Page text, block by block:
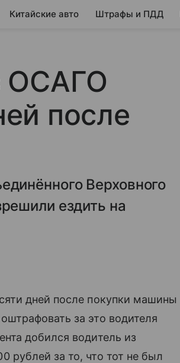
Китайские авто Штрафы и ПДД
ОСАГО
после
Верховного
ездить на
дней после покупки машины
оштрафовать за это водителя
добился водитель из
рублей за то, что тот не был